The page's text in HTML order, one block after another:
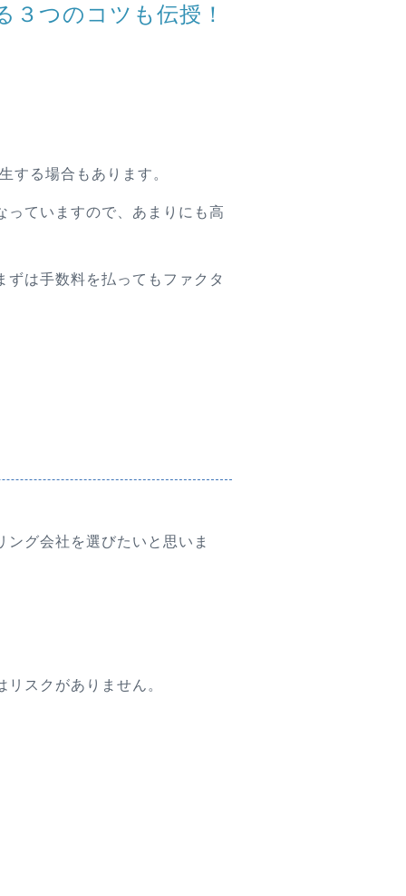
３つのコツも伝授！
する場合もあります。
っていますので、あまりにも高
は手数料を払ってもファクタ
グ会社を選びたいと思いま
スクがありません。